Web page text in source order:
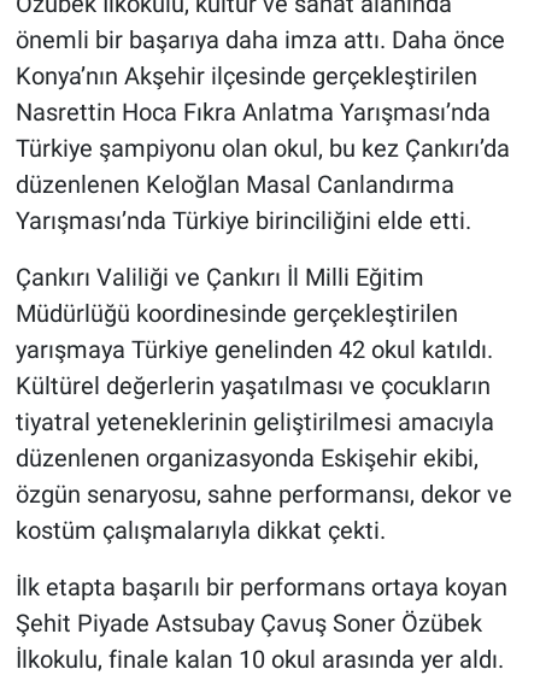
önemli bir başarıya daha imza attı. Daha önce
Konya’nın Akşehir ilçesinde gerçekleştirilen
Nasrettin Hoca Fıkra Anlatma Yarışması’nda
Türkiye şampiyonu olan okul, bu kez Çankırı’da
düzenlenen Keloğlan Masal Canlandırma
Yarışması’nda Türkiye birinciliğini elde etti.
Çankırı Valiliği ve Çankırı İl Milli Eğitim
Müdürlüğü koordinesinde gerçekleştirilen
yarışmaya Türkiye genelinden 42 okul katıldı.
Kültürel değerlerin yaşatılması ve çocukların
tiyatral yeteneklerinin geliştirilmesi amacıyla
düzenlenen organizasyonda Eskişehir ekibi,
özgün senaryosu, sahne performansı, dekor ve
kostüm çalışmalarıyla dikkat çekti.
İlk etapta başarılı bir performans ortaya koyan
Şehit Piyade Astsubay Çavuş Soner Özübek
İlkokulu, finale kalan 10 okul arasında yer aldı.